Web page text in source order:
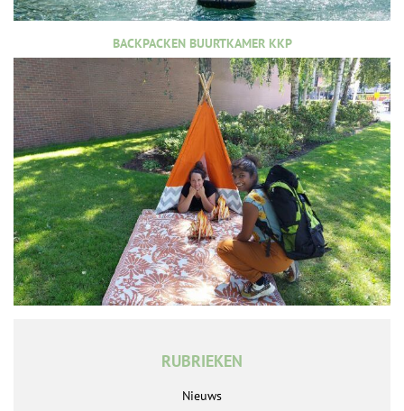
BACKPACKEN BUURTKAMER KKP
RUBRIEKEN
Nieuws